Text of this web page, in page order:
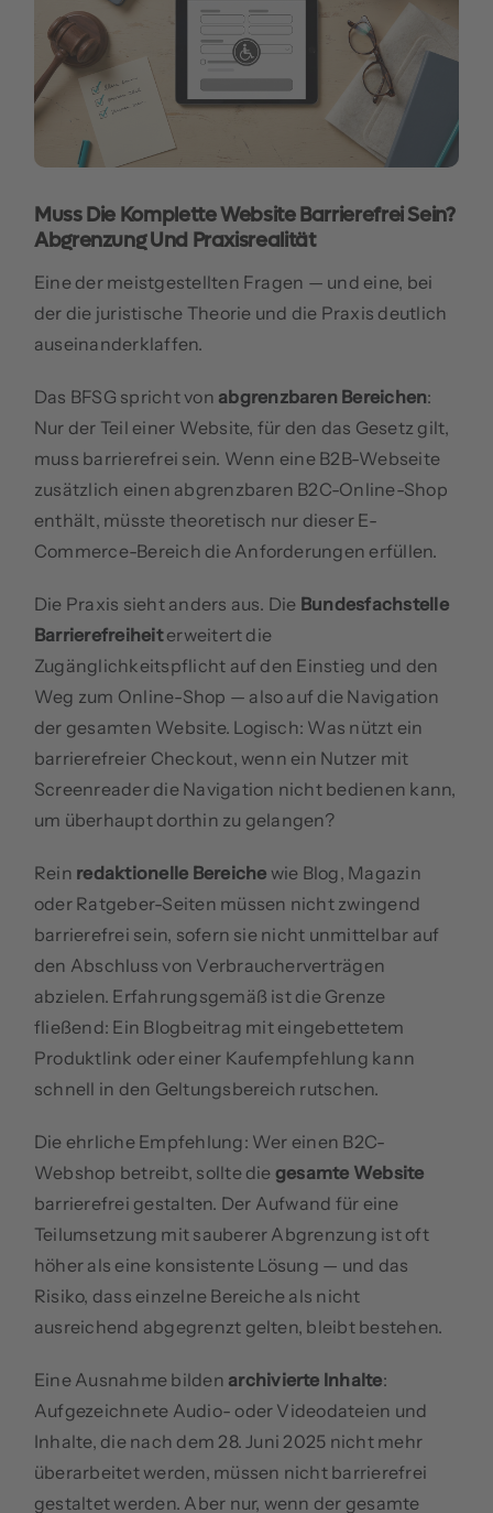
Muss Die Komplette Website Barrierefrei Sein?
Abgrenzung Und Praxisrealität
Eine der meistgestellten Fragen — und eine, bei
der die juristische Theorie und die Praxis deutlich
auseinanderklaffen.
Das BFSG spricht von abgrenzbaren Bereichen:
Nur der Teil einer Website, für den das Gesetz gilt,
muss barrierefrei sein. Wenn eine B2B-Webseite
zusätzlich einen abgrenzbaren B2C-Online-Shop
enthält, müsste theoretisch nur dieser E-
Commerce-Bereich die Anforderungen erfüllen.
Die Praxis sieht anders aus. Die Bundesfachstelle
Barrierefreiheiterweitert die
Zugänglichkeitspflicht auf den Einstieg und den
Weg zum Online-Shop — also auf die Navigation
der gesamten Website. Logisch: Was nützt ein
barrierefreier Checkout, wenn ein Nutzer mit
Screenreader die Navigation nicht bedienen kann,
um überhaupt dorthin zu gelangen?
Rein redaktionelle Bereiche wie Blog, Magazin
oder Ratgeber-Seiten müssen nicht zwingend
barrierefrei sein, sofern sie nicht unmittelbar auf
den Abschluss von Verbraucherverträgen
abzielen. Erfahrungsgemäß ist die Grenze
fließend: Ein Blogbeitrag mit eingebettetem
Produktlink oder einer Kaufempfehlung kann
schnell in den Geltungsbereich rutschen.
Die ehrliche Empfehlung: Wer einen B2C-
Webshop betreibt, sollte die gesamte Website
barrierefrei gestalten. Der Aufwand für eine
Teilumsetzung mit sauberer Abgrenzung ist oft
höher als eine konsistente Lösung — und das
Risiko, dass einzelne Bereiche als nicht
ausreichend abgegrenzt gelten, bleibt bestehen.
Eine Ausnahme bilden archivierte Inhalte:
Aufgezeichnete Audio- oder Videodateien und
Inhalte, die nach dem 28. Juni 2025 nicht mehr
überarbeitet werden, müssen nicht barrierefrei
gestaltet werden. Aber nur, wenn der gesamte